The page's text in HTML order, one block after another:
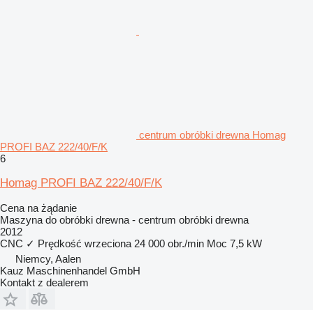
centrum obróbki drewna Homag
PROFI BAZ 222/40/F/K
6
Homag PROFI BAZ 222/40/F/K
Cena na żądanie
Maszyna do obróbki drewna - centrum obróbki drewna
2012
CNC ✓ Prędkość wrzeciona 24 000 obr./min Moc 7,5 kW
Niemcy, Aalen
Kauz Maschinenhandel GmbH
Kontakt z dealerem